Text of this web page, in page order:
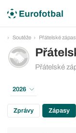
Soutěže Přátelské
Přátelské
2026
Zprávy Zápasy